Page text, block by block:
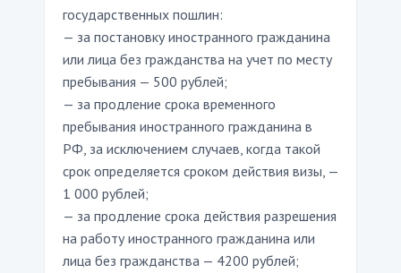
государственных пошлин:
— за постановку иностранного гражданина
или лица без гражданства на учет по месту
пребывания — 500 рублей;
— за продление срока временного
пребывания иностранного гражданина в
РФ, за исключением случаев, когда такой
срок определяется сроком действия визы, —
1 000 рублей;
— за продление срока действия разрешения
на работу иностранного гражданина или
лица без гражданства — 4200 рублей;